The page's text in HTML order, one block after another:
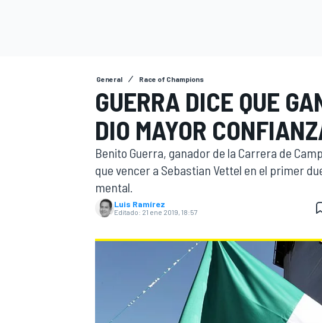
INDYCAR
MOTOGP
General Race of Champions
GUERRA DICE QUE
DIO MAYOR
Benito Guerra, ganador de la Carrera de
que vencer a Sebastian Vettel en el primer
mental.
Luis Ramírez
Editado: 21 ene 2019, 18:57